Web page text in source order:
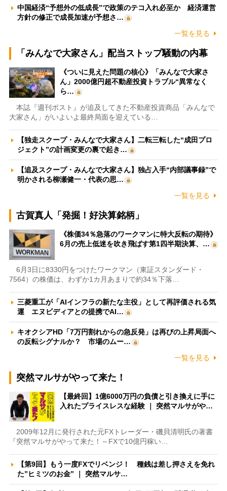
中国経済“予想外の低成長”で政策のテコ入れ必至か 経済運営
方針の修正で成長加速が予想さ…
一覧を見る
「みんなで大家さん」配当ストップ騒動の内幕
《ついに見えた問題の核心》「みんなで大家さ
ん」2000億円超不動産投資トラブル“異常なく
ら…
本誌『週刊ポスト』が追及してきた不動産投資商品「みんなで
大家さん」がいよいよ最終局面を迎えている…
【独走スクープ・みんなで大家さん】二転三転した“成田プロ
ジェクト”の計画変更の裏で起き…
【追及スクープ・みんなで大家さん】独占入手“内部議事録”で
明かされる柳瀬健一・代表の思…
一覧を見る
古賀真人「発掘！好決算銘柄」
《株価34％急落のワークマンに特大反転の期待》
6月の売上低迷を吹き飛ばす第1四半期決算、…
6月3日に8330円をつけたワークマン（東証スタンダード・
7564）の株価は、わずか1カ月あまりで約34％下落…
三菱重工が「AIインフラの新たな主役」として再評価される気
運 エヌビディアとの提携でAI…
キオクシアHD「7万円割れからの急反発」は再びの上昇局面へ
の反転シグナルか？ 市場のムー…
一覧を見る
突然マルサがやって来た！
【最終回】1億6000万円の負債と引き換えに手に
入れたプライスレスな経験 ｜ 突然マルサがや…
2009年12月に発行された元FXトレーダー・磯貝清明氏の著書
『突然マルサがやって来た！～FXで10億円稼い…
【第9回】もう一度FXでリベンジ！ 種銭は差し押さえを免れ
た”ヒミツのお金” ｜ 突然マルサ…